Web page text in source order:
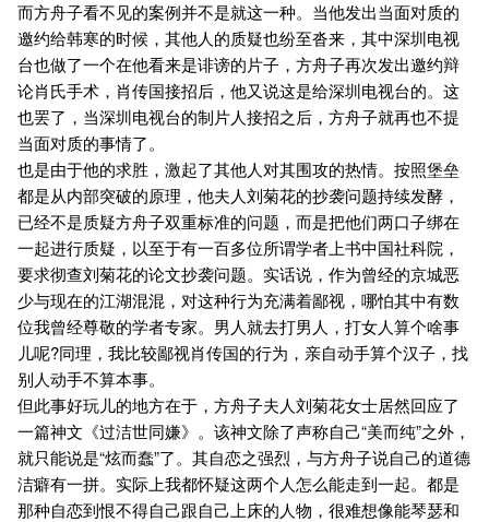
而方舟子看不见的案例并不是就这一种。当他发出当面对质的
邀约给韩寒的时候，其他人的质疑也纷至沓来，其中深圳电视
台也做了一个在他看来是诽谤的片子，方舟子再次发出邀约辩
论肖氏手术，肖传国接招后，他又说这是给深圳电视台的。这
也罢了，当深圳电视台的制片人接招之后，方舟子就再也不提
当面对质的事情了。
也是由于他的求胜，激起了其他人对其围攻的热情。按照堡垒
都是从内部突破的原理，他夫人刘菊花的抄袭问题持续发酵，
已经不是质疑方舟子双重标准的问题，而是把他们两口子绑在
一起进行质疑，以至于有一百多位所谓学者上书中国社科院，
要求彻查刘菊花的论文抄袭问题。实话说，作为曾经的京城恶
少与现在的江湖混混，对这种行为充满着鄙视，哪怕其中有数
位我曾经尊敬的学者专家。男人就去打男人，打女人算个啥事
儿呢?同理，我比较鄙视肖传国的行为，亲自动手算个汉子，找
别人动手不算本事。
但此事好玩儿的地方在于，方舟子夫人刘菊花女士居然回应了
一篇神文《过洁世同嫌》。该神文除了声称自己“美而纯”之外，
就只能说是“炫而蠢”了。其自恋之强烈，与方舟子说自己的道德
洁癖有一拼。实际上我都怀疑这两个人怎么能走到一起。都是
那种自恋到恨不得自己跟自己上床的人物，很难想像能琴瑟和